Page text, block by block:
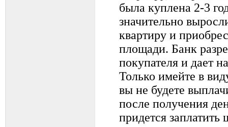
была куплена 2-3
значительно
квартиру и
площади. Банк
покупателя и дает
Только имейте в
вы не будете
после получения
придется заплатить